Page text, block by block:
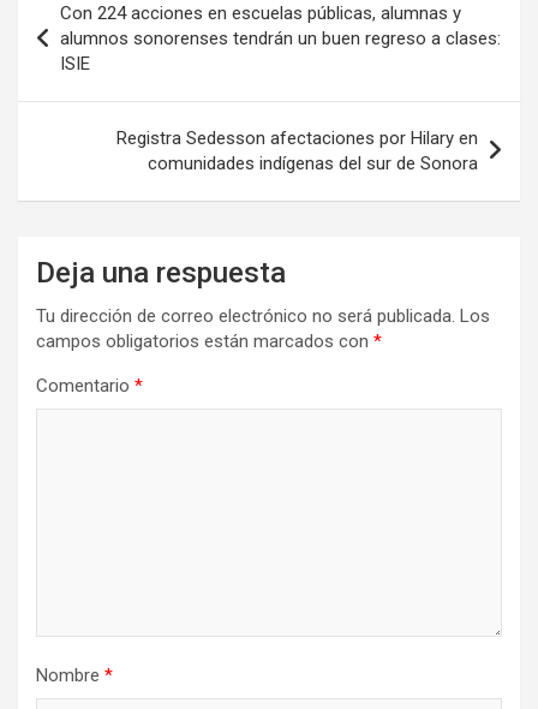
de
entradas
Con 224 acciones en escuelas públicas, alumnas y
alumnos sonorenses tendrán un buen regreso a clases:
ISIE
Registra Sedesson afectaciones por Hilary en
comunidades indígenas del sur de Sonora
Deja una respuesta
Tu dirección de correo electrónico no será publicada. Los
campos obligatorios están marcados con *
Comentario *
Nombre *